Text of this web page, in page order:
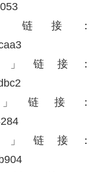
链接：
链接：
链接：
链接：
b904